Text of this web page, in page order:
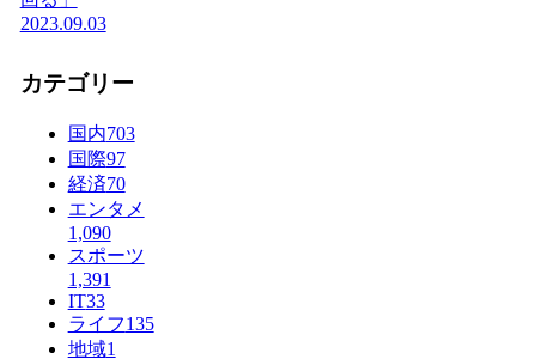
2023.09.03
カテゴリー
国内703
国際97
経済70
エンタメ
1,090
スポーツ
1,391
IT33
ライフ135
地域1